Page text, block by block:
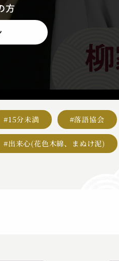
方
#15分未満 #落語協会
#出来心(花色木綿、まぬけ泥)